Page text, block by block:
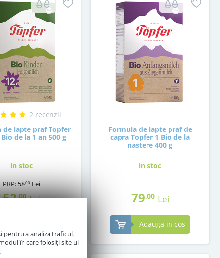
2 recenzii
de lapte praf Topfer
de la 1 an 500 g
in stoc
PRP:58,00 Lei
52,00 Lei
Formula de lapte praf de
capra Topfer 1 Bio de la
nastere 400 g
in stoc
79,00 Lei
Adauga in cos
pentru a analiza traficul.
în care folosiți site-ul